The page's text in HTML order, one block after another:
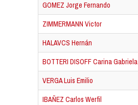
GOMEZ Jorge Fernando
ZIMMERMANN Victor
HALAVCS Hernán
BOTTERI DISOFF Carina Gabriela
VERGA Luis Emilio
IBAÑEZ Carlos Werfil